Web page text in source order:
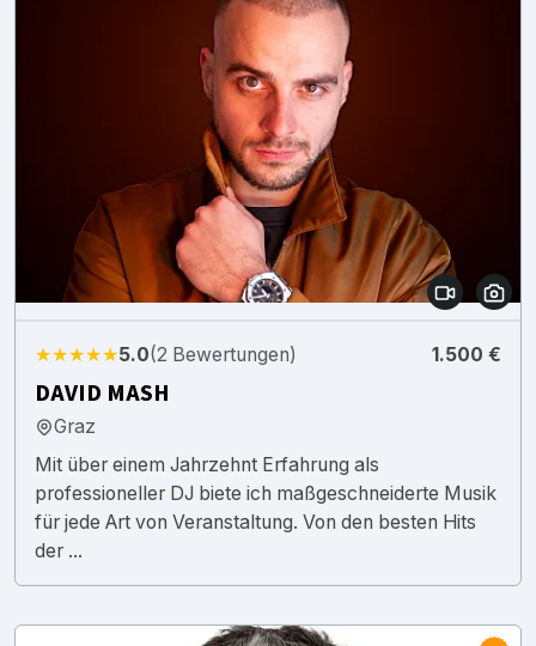
★★★★★5.0(2 Bewertungen) 1.500 €
DAVID MASH
Graz
Mit über einem Jahrzehnt Erfahrung als
professioneller DJ biete ich maßgeschneiderte Musik
für jede Art von Veranstaltung. Von den besten Hits
der ...